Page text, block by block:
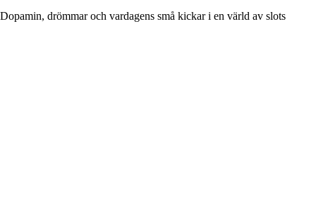
Dopamin, drömmar och vardagens små kickar i en värld av slots